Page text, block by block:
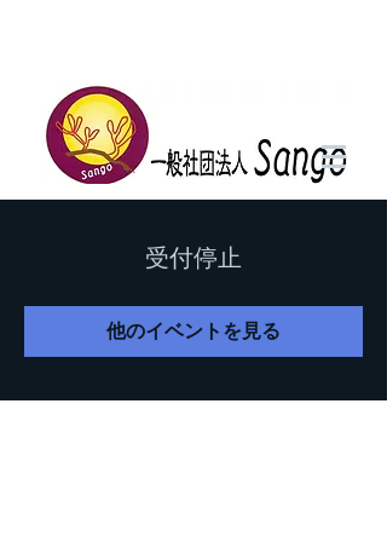
受付停止
他のイベントを見る